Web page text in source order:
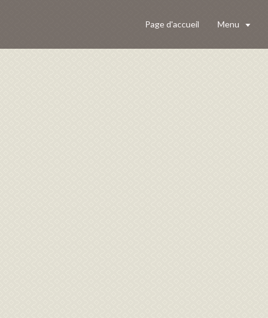
Page d'accueil Menu